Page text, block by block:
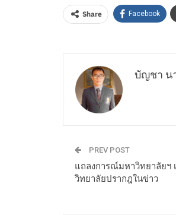
Share Facebook
บัญชา น
PREV POST
แถลงการณ์มหาวิทยาลัยฯ
วิทยาลัยปรากฎในข่าว